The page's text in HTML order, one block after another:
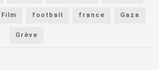
Film football france Gaza
Grève